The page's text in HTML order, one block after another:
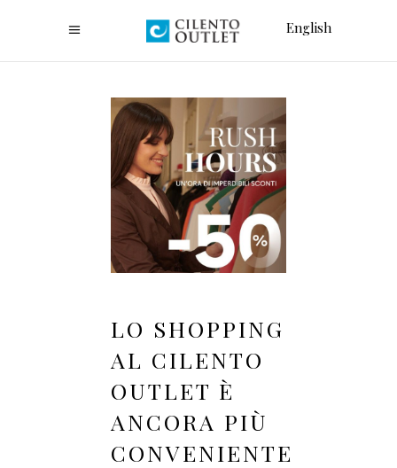
English
LO SHOPPING
AL CILENTO
OUTLET È
ANCORA PIÙ
CONVENIENTE